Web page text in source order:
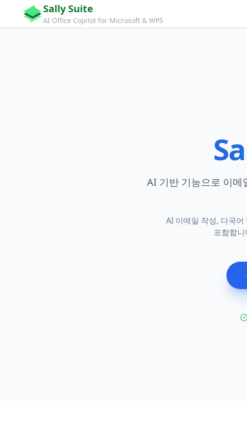
Sally Suite
AI Office Copilot for Microsoft & WPS
AI 기반 기능으로 이메
AI 이메일 작성, 다국
포함합